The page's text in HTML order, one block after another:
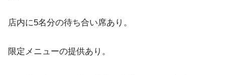
店内に5名分の待ち合い席あり。
限定メニューの提供あり。